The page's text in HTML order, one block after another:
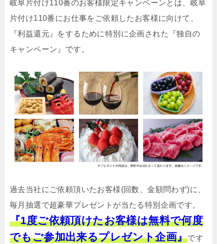
岐阜片付け110番のお客様限定キャンペーンとは、岐阜
片付け110番にお仕事をご依頼したお客様に向けて、
『利益還元』をするために特別に企画された『独自の
キャンペーン』です。
過去当社にご依頼頂いたお客様(回数、金額問わず)に、
毎月抽選で超豪華プレゼントが当たる特別企画です。
『1度ご依頼頂けたお客様は無料で何度
でもご参加出来るプレゼント企画』です